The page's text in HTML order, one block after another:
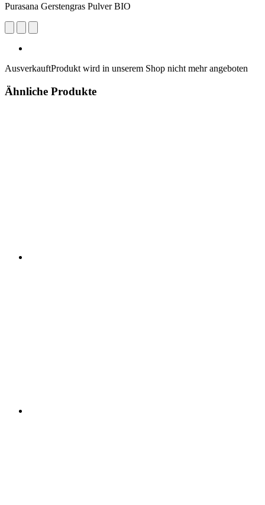
Purasana Gerstengras Pulver BIO
AusverkauftProdukt wird in unserem Shop nicht mehr angeboten
Ähnliche Produkte